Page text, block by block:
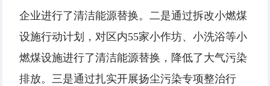
企业进行了清洁能源替换。二是通过拆改小燃煤
设施行动计划，对区内55家小作坊、小洗浴等小
燃煤设施进行了清洁能源替换，降低了大气污染
排放。三是通过扎实开展扬尘污染专项整治行